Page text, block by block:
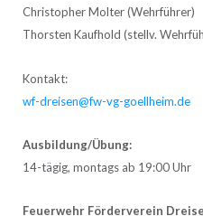
Christopher Molter (Wehrführer)
Thorsten Kaufhold (stellv.
Kontakt:
wf-dreisen@fw-vg-goellheim.de
Ausbildung/Übung:
14-tägig, montags ab 19:00 Uhr
Feuerwehr Förderverein